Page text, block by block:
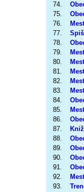
74.
75.
76.
77.
78.
79.
80.
81.
82.
83.
84.
85.
86.
87.
88.
89.
90.
91.
92.
93.